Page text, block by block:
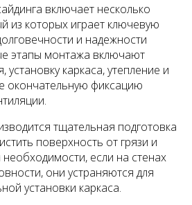
включает несколько
из которых играет ключевую
и надежности
этапы монтажа включают
установку каркаса, утепление и
окончательную фиксацию
тщательная подготовка
поверхность от грязи и
если на стенах
они устраняются для
установки каркаса.